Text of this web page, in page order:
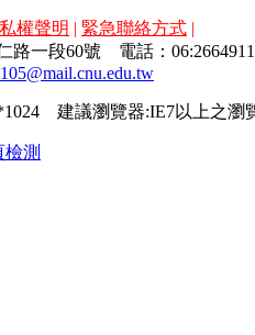
權聲明 | 緊急聯絡方式 |
路一段60號 電話：
建議瀏覽器:IE7以上之瀏